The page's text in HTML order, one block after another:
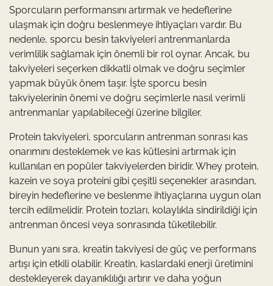
Sporcuların performansını artırmak ve hedeflerine
ulaşmak için doğru beslenmeye ihtiyaçları vardır. Bu
nedenle, sporcu besin takviyeleri antrenmanlarda
verimlilik sağlamak için önemli bir rol oynar. Ancak, bu
takviyeleri seçerken dikkatli olmak ve doğru seçimler
yapmak büyük önem taşır. İşte sporcu besin
takviyelerinin önemi ve doğru seçimlerle nasıl verimli
antrenmanlar yapılabileceği üzerine bilgiler.
Protein takviyeleri, sporcuların antrenman sonrası kas
onarımını desteklemek ve kas kütlesini artırmak için
kullanılan en popüler takviyelerden biridir. Whey protein,
kazein ve soya proteini gibi çeşitli seçenekler arasından,
bireyin hedeflerine ve beslenme ihtiyaçlarına uygun olan
tercih edilmelidir. Protein tozları, kolaylıkla sindirildiği için
antrenman öncesi veya sonrasında tüketilebilir.
Bunun yanı sıra, kreatin takviyesi de güç ve performans
artışı için etkili olabilir. Kreatin, kaslardaki enerji üretimini
destekleyerek dayanıklılığı artırır ve daha yoğun